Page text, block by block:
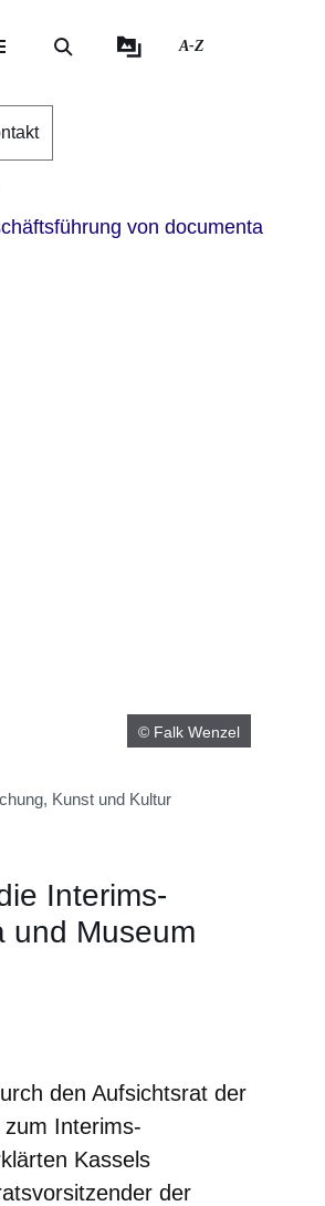
A-Z
von documenta
© Falk Wenzel
Kunst und Kultur
Interims-
und Museum
den Aufsichtsrat der
Interims-
Kassels
der